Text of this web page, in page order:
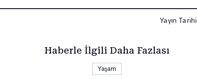
Yayın Tarihi
Haberle İlgili Daha Fazlası
Yaşam